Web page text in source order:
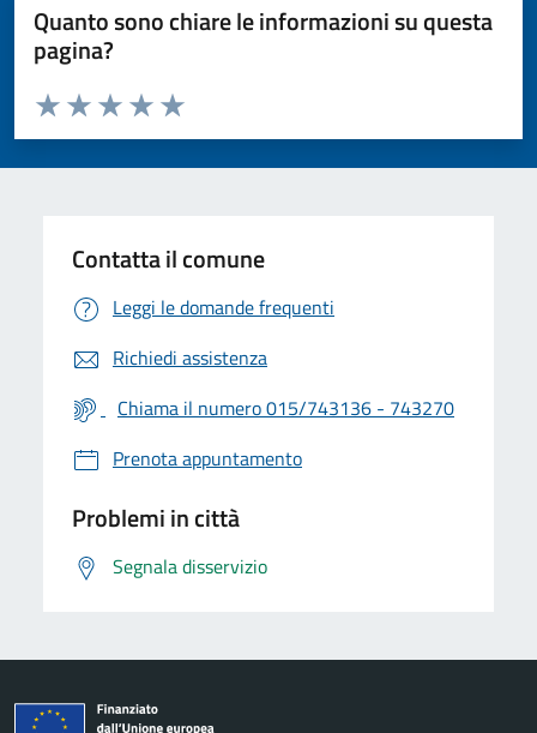
Quanto sono chiare le informazioni su questa
pagina?
Valuta da 1 a 5 stelle la pagina
Valuta 5 stelle su 5
Valuta 4 stelle su 5
Valuta 3 stelle su 5
Valuta 2 stelle su 5
Valuta 1 stelle su 5
Contatta il comune
Leggi le domande frequenti
Richiedi assistenza
Chiama il numero 015/743136 - 743270
Prenota appuntamento
Problemi in città
Segnala disservizio